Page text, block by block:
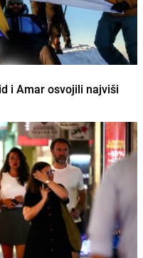
i Amar osvojili najviši